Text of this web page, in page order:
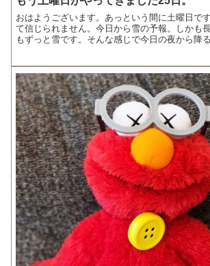
おはようございます。あっという間に土曜日で
て信じられません。今日から雪の予報。しかも
もずっと雪です。そんな感じで今日の夜から降